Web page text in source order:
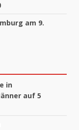
am 9.
in
auf 5